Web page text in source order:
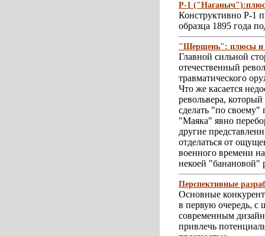
Р-1
Конструктивно Р-1
образца 1895 года
"Шершень": плюсы и
Главной сильной
отечественный
травматического
Что же касается
револьвера,
сделать "по своему"
"Маяка" явно
другие
отделаться от
военного времени
некоей "банановой"
Перспективные
Основные
в первую очередь, с
современным
привлечь